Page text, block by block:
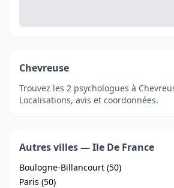
Chevreuse
Trouvez les 2 psychologues à
Localisations, avis et coordonnées.
Autres villes — Ile De France
Boulogne-Billancourt (50)
Paris (50)